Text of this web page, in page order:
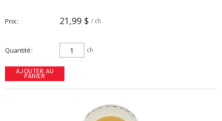
Prix 21,99 $ / ch
Quantité ch
AJOUTER AU
PANIER